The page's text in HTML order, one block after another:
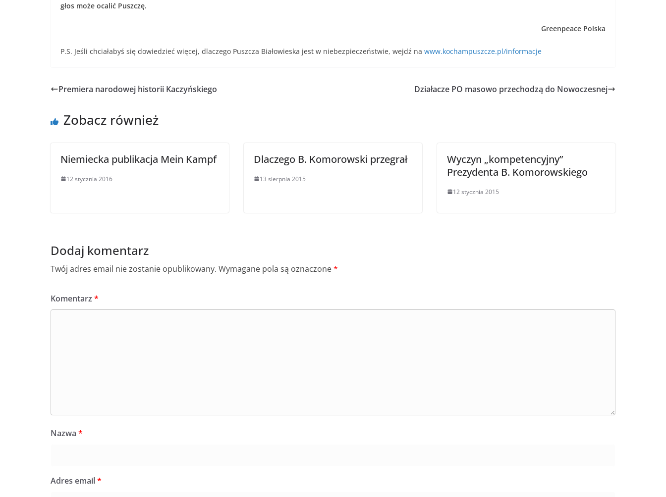
głos może ocalić Puszczę.
Greenpeace Polska
P.S. Jeśli chciałabyś się dowiedzieć więcej, dlaczego Puszcza Białowieska jest w niebezpieczeństwie, wejdź na www.kochampuszcze.pl/informacje
Premiera narodowej historii Kaczyńskiego Działacze PO masowo przechodzą do Nowoczesnej
Zobacz również
Niemiecka publikacja Mein Kampf
12 stycznia 2016
Dlaczego B. Komorowski przegrał
13 sierpnia 2015
Wyczyn „kompetencyjny”
Prezydenta B. Komorowskiego
12 stycznia 2015
Dodaj komentarz
Twój adres email nie zostanie opublikowany. Wymagane pola są oznaczone*
Komentarz *
Nazwa *
Adres email*